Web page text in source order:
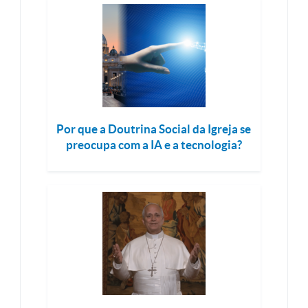
Por que a Doutrina Social da Igreja se
preocupa com a IA e a tecnologia?